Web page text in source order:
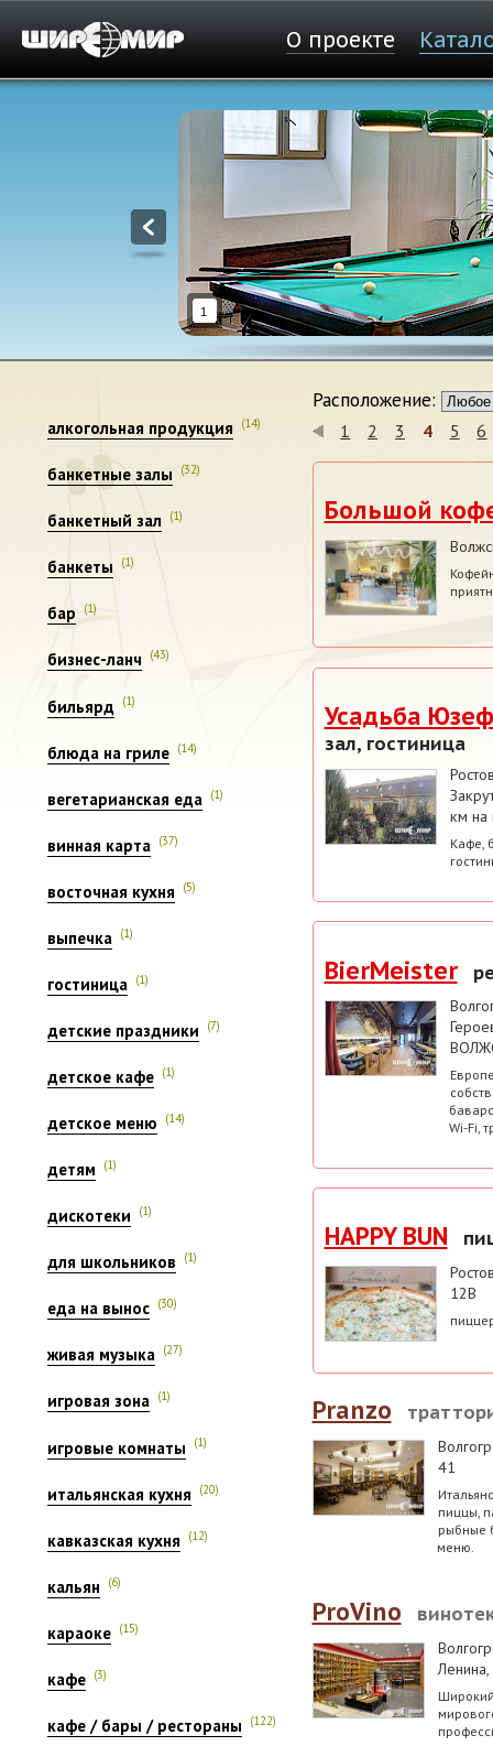
О проекте
1
алкогольная продукция (14)
банкетные залы (32)
банкетный зал (1)
банкеты (1)
бар (1)
бизнес-ланч (43)
бильярд (1)
блюда на гриле (14)
вегетарианская еда (1)
винная карта (37)
восточная кухня (5)
выпечка (1)
гостиница (1)
детские праздники (7)
детское кафе (1)
детское меню (14)
детям (1)
дискотеки (1)
для школьников (1)
еда на вынос (30)
живая музыка (27)
игровая зона (1)
игровые комнаты (1)
итальянская кухня (20)
кавказская кухня (12)
кальян (6)
караоке (15)
кафе (3)
кафе / бары / рестораны (122)
Расположение:
1 2 3 4 5 6
Большой
Усадьба
зал, гостиница
км на
Кафе,
BierMeister
Wi-Fi,
HAPPY BUN
12В
Pranzo
41
пиццы,
рыбные
меню.
ProVino
Ленина,